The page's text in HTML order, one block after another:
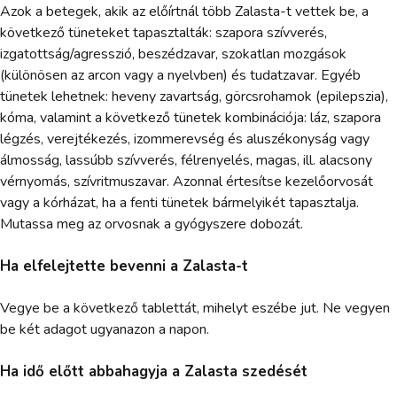
Azok a betegek, akik az előírtnál több Zalasta-t vettek be, a
következő tüneteket tapasztalták: szapora szívverés,
izgatottság/agresszió, beszédzavar, szokatlan mozgások
(különösen az arcon vagy a nyelvben) és tudatzavar. Egyéb
tünetek lehetnek: heveny zavartság, görcsrohamok (epilepszia),
kóma, valamint a következő tünetek kombinációja: láz, szapora
légzés, verejtékezés, izommerevség és aluszékonyság vagy
álmosság, lassúbb szívverés, félrenyelés, magas, ill. alacsony
vérnyomás, szívritmuszavar. Azonnal értesítse kezelőorvosát
vagy a kórházat, ha a fenti tünetek bármelyikét tapasztalja.
Mutassa meg az orvosnak a gyógyszere dobozát.
Ha elfelejtette bevenni a Zalasta-t
Vegye be a következő tablettát, mihelyt eszébe jut. Ne vegyen
be két adagot ugyanazon a napon.
Ha idő előtt abbahagyja a Zalasta szedését